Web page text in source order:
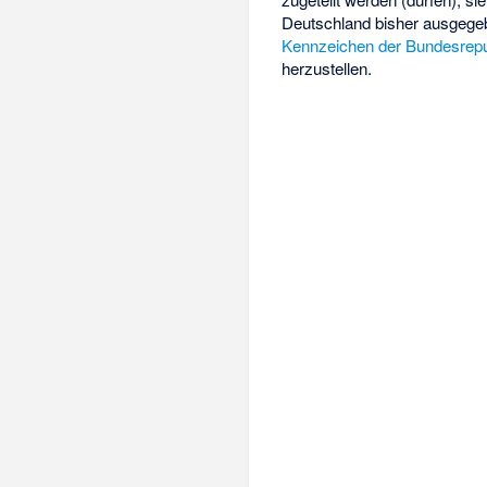
Deutschland bisher
Kennzeichen der
herzustellen.